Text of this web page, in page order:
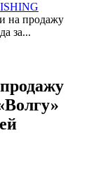
на продажу
за...